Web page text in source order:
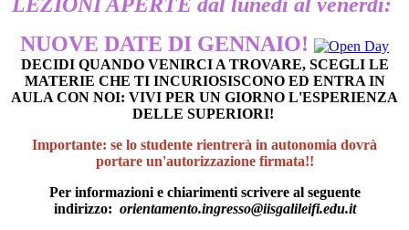
NUOVE DATE DI GENNAIO!
DECIDI QUANDO VENIRCI A TROVARE, SCEGLI LE
MATERIE CHE TI INCURIOSISCONO ED ENTRA IN
AULA CON NOI: VIVI PER UN GIORNO L'ESPERIENZA
DELLE SUPERIORI!
Importante: se lo studente rientrerà in autonomia dovrà
portare un'autorizzazione firmata!!
Per informazioni e chiarimenti scrivere al seguente
indirizzo: orientamento.ingresso@iisgalileifi.edu.it